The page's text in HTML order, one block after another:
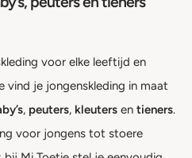
voor elke leeftijd en
vind je jongenskleding in maat
, peuters, kleuters en tieners.
voor jongens tot stoere